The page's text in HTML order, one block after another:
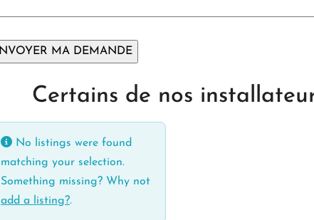
Certains de nos
No listings were found
matching your selection.
Something missing? Why not
add a listing?.